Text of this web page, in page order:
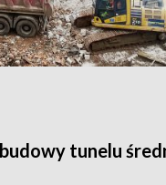
tunelu